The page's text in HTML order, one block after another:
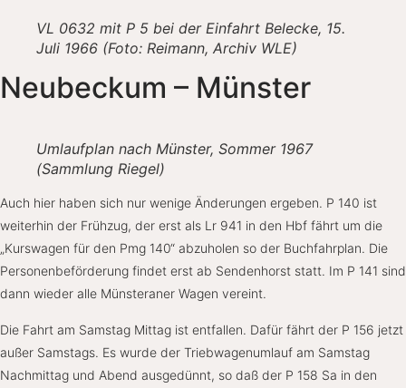
VL 0632 mit P 5 bei der Einfahrt Belecke, 15.
Juli 1966 (Foto: Reimann, Archiv WLE)
Neubeckum – Münster
Umlaufplan nach Münster, Sommer 1967
(Sammlung Riegel)
Auch hier haben sich nur wenige Änderungen ergeben. P 140 ist
weiterhin der Frühzug, der erst als Lr 941 in den Hbf fährt um die
„Kurswagen für den Pmg 140“ abzuholen so der Buchfahrplan. Die
Personenbeförderung findet erst ab Sendenhorst statt. Im P 141 sind
dann wieder alle Münsteraner Wagen vereint.
Die Fahrt am Samstag Mittag ist entfallen. Dafür fährt der P 156 jetzt
außer Samstags. Es wurde der Triebwagenumlauf am Samstag
Nachmittag und Abend ausgedünnt, so daß der P 158 Sa in den